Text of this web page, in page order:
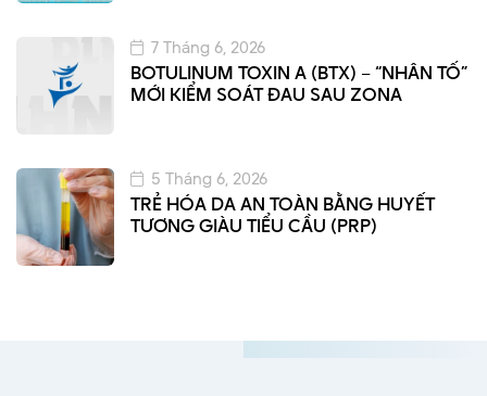
BOTULINUM TOXIN A (BTX) – “NHÂN TỐ”
MỚI KIỂM SOÁT ĐAU SAU ZONA
7 Tháng 6, 2026
TRẺ HÓA DA AN TOÀN BẰNG HUYẾT
TƯƠNG GIÀU TIỂU CẦU (PRP)
5 Tháng 6, 2026